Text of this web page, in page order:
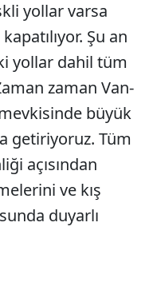
yollar varsa
Şu an
yollar dahil tüm
zaman Van-
büyük
getiriyoruz. Tüm
açısından
ve kış
duyarlı